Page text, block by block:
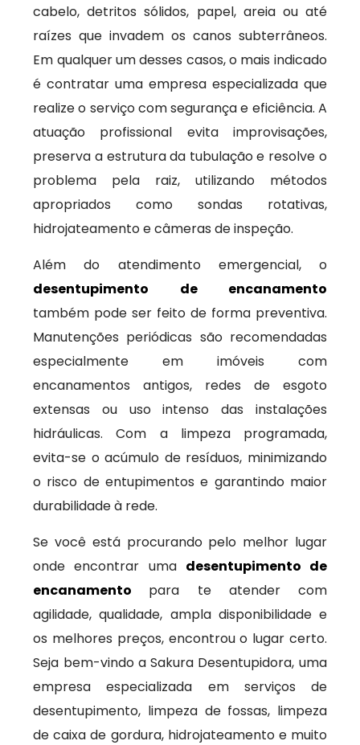
cabelo, detritos sólidos, papel, areia ou até
raízes que invadem os canos subterrâneos.
Em qualquer um desses casos, o mais indicado
é contratar uma empresa especializada que
realize o serviço com segurança e eficiência. A
atuação profissional evita improvisações,
preserva a estrutura da tubulação e resolve o
problema pela raiz, utilizando métodos
apropriados como sondas rotativas,
hidrojateamento e câmeras de inspeção.
Além do atendimento emergencial, o
desentupimento de encanamento
também pode ser feito de forma preventiva.
Manutenções periódicas são recomendadas
especialmente em imóveis com
encanamentos antigos, redes de esgoto
extensas ou uso intenso das instalações
hidráulicas. Com a limpeza programada,
evita-se o acúmulo de resíduos, minimizando
o risco de entupimentos e garantindo maior
durabilidade à rede.
Se você está procurando pelo melhor lugar
onde encontrar uma desentupimento de
encanamento para te atender com
agilidade, qualidade, ampla disponibilidade e
os melhores preços, encontrou o lugar certo.
Seja bem-vindo a Sakura Desentupidora, uma
empresa especializada em serviços de
desentupimento, limpeza de fossas, limpeza
de caixa de gordura, hidrojateamento e muito